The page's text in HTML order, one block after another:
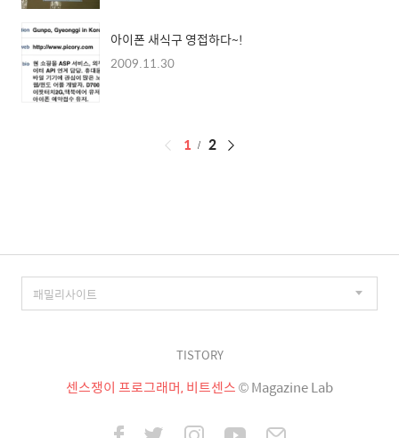
아이폰 새식구 영접하다~!
2009.11.30
페
1 2
TISTORY
센스쟁이 프로그래머, 비트센스© Magazine Lab